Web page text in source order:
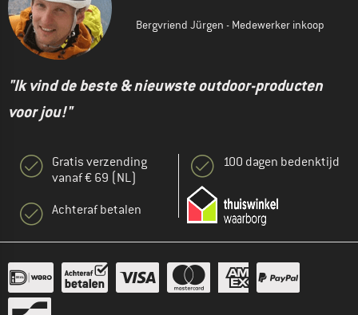
Bergvriend Jürgen - Medewerker inkoop
"Ik vind de beste & nieuwste outdoor-producten
voor jou!"
Gratis verzending
vanaf € 69 (NL)
Achteraf betalen
100 dagen bedenktijd